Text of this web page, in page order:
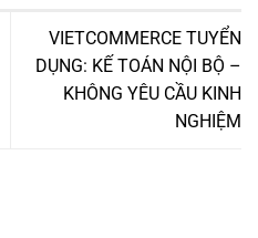
VIETCOMMERCE TUYỂN
DỤNG: KẾ TOÁN NỘI BỘ –
KHÔNG YÊU CẦU KINH
NGHIỆM